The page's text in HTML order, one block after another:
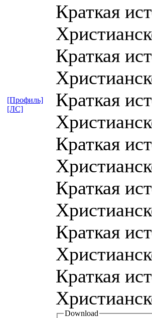
Краткая
Краткая
Краткая
Краткая
Краткая
Краткая
Краткая
Download
[Профиль]
[ЛС]